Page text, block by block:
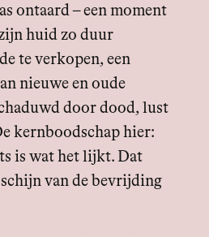
ontaard – een moment
huid zo duur
te verkopen, een
nieuwe en oude
door dood, lust
kernboodschap hier:
is wat het lijkt. Dat
van de bevrijding